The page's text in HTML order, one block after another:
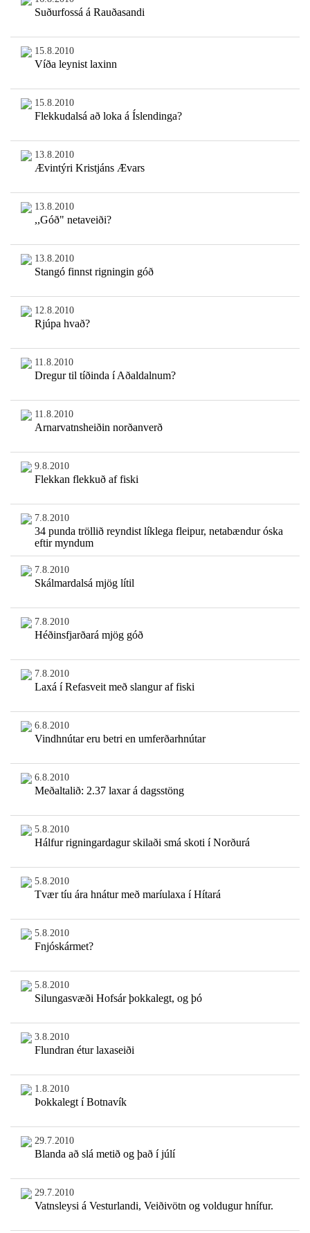
Suðurfossá á Rauðasandi
15.8.2010
Víða leynist laxinn
15.8.2010
Flekkudalsá að loka á Íslendinga?
13.8.2010
Ævintýri Kristjáns Ævars
13.8.2010
,,Góð" netaveiði?
13.8.2010
Stangó finnst rigningin góð
12.8.2010
Rjúpa hvað?
11.8.2010
Dregur til tíðinda í Aðaldalnum?
11.8.2010
Arnarvatnsheiðin norðanverð
9.8.2010
Flekkan flekkuð af fiski
7.8.2010
34 punda tröllið reyndist líklega fleipur, netabændur óska
eftir myndum
7.8.2010
Skálmardalsá mjög lítil
7.8.2010
Héðinsfjarðará mjög góð
7.8.2010
Laxá í Refasveit með slangur af fiski
6.8.2010
Vindhnútar eru betri en umferðarhnútar
6.8.2010
Meðaltalið: 2.37 laxar á dagsstöng
5.8.2010
Hálfur rigningardagur skilaði smá skoti í Norðurá
5.8.2010
Tvær tíu ára hnátur með maríulaxa í Hítará
5.8.2010
Fnjóskármet?
5.8.2010
Silungasvæði Hofsár þokkalegt, og þó
3.8.2010
Flundran étur laxaseiði
1.8.2010
Þokkalegt í Botnavík
29.7.2010
Blanda að slá metið og það í júlí
29.7.2010
Vatnsleysi á Vesturlandi, Veiðivötn og voldugur hnífur.